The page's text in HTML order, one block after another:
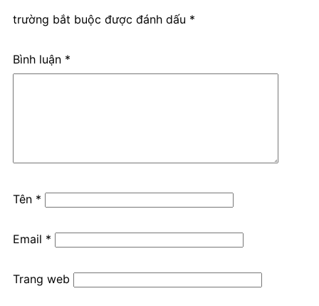
trường bắt buộc được đánh dấu *
Bình luận *
Tên *
Email *
Trang web